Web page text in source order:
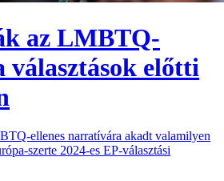
az LMBTQ-
választások előtti
ellenes narratívára akadt valamilyen
szerte 2024-es EP-választási